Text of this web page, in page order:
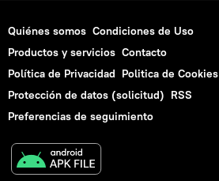
Quiénes somos Condiciones de Uso
Productos y servicios Contacto
Política de Privacidad Politica de Cookies
Protección de datos (solicitud) RSS
Preferencias de seguimiento